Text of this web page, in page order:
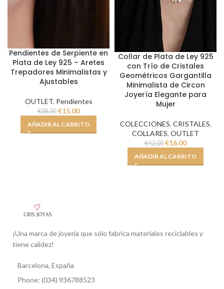
Pendientes de Serpiente en
Plata de Ley 925 – Aretes
Trepadores Minimalistas y
Ajustables
OUTLET, Pendientes
€38.00 €15.00
AÑADIR AL CARRITO
Collar de Plata de Ley 925
con Trío de Cristales
Geométricos Gargantilla
Minimalista de Circon
Joyería Elegante para
Mujer
COLECCIONES, CRISTALES,
COLLARES, OUTLET
€42.00 €16.00
AÑADIR AL CARRITO
¡Una marca de joyería que sólo fabrica materiales reciclables y
tiene calidez!
Barcelona, España
Phone: (034) 936788523